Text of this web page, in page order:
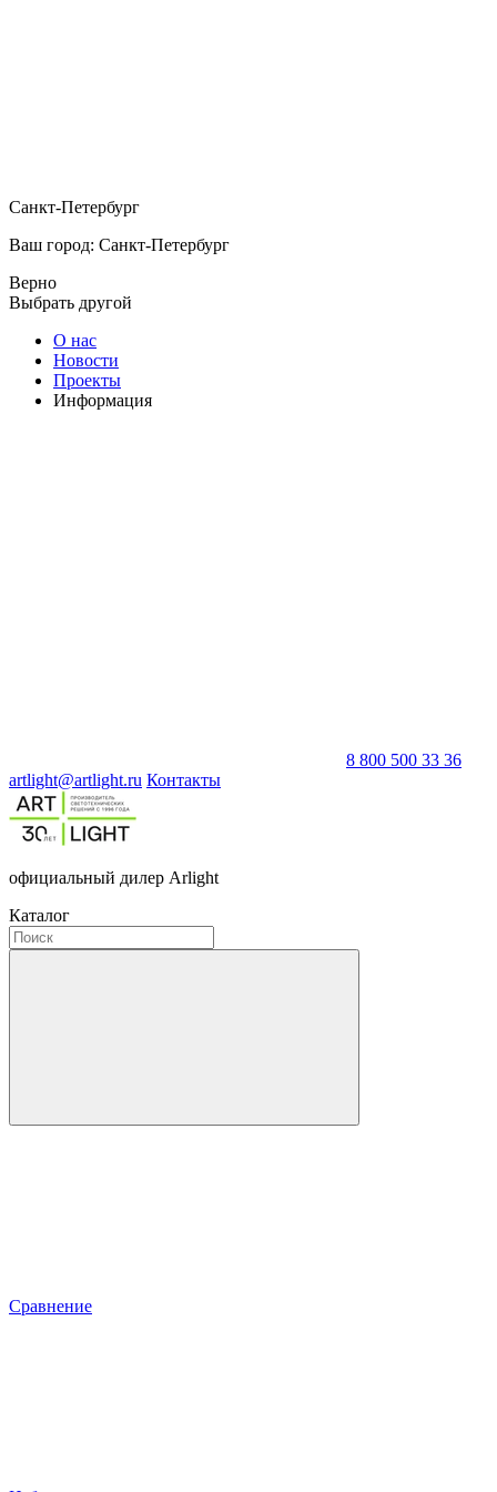
Санкт-Петербург
Ваш город: Санкт-Петербург
Верно
Выбрать другой
О нас
Новости
Проекты
Информация
8 800 500 33 36
artlight@artlight.ru Контакты
официальный дилер Arlight
Каталог
Сравнение